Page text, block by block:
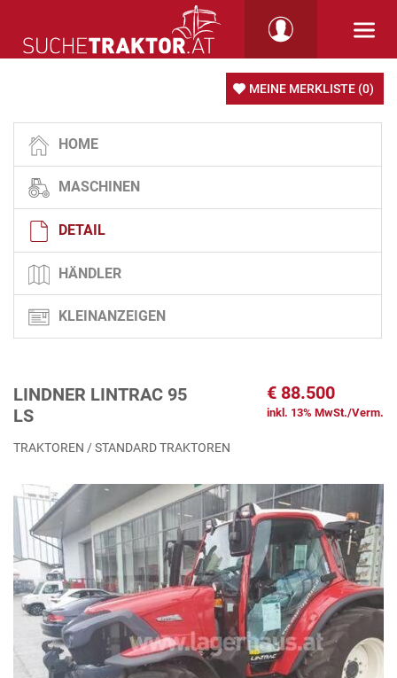
MEINE MERKLISTE (0)
HOME
MASCHINEN
DETAIL
HÄNDLER
KLEINANZEIGEN
LINDNER LINTRAC 95
LS
€ 88.500
inkl. 13% MwSt./Verm.
TRAKTOREN / STANDARD TRAKTOREN